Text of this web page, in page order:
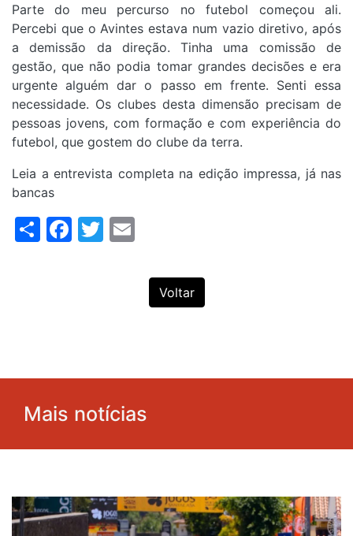
Parte do meu percurso no futebol começou ali.
Percebi que o Avintes estava num vazio diretivo, após
a demissão da direção. Tinha uma comissão de
gestão, que não podia tomar grandes decisões e era
urgente alguém dar o passo em frente. Senti essa
necessidade. Os clubes desta dimensão precisam de
pessoas jovens, com formação e com experiência do
futebol, que gostem do clube da terra.
Leia a entrevista completa na edição impressa, já nas
bancas
ShareFacebook
Twitter
Voltar
Mais notícias